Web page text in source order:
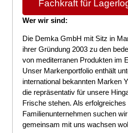
Fachkraft für
Wer wir sind:
Die Demka GmbH mit Sitz in
ihrer Gründung 2003 zu den
von mediterranen Produkten im
Unser Markenportfolio enthält
international bekannten Marken
die repräsentativ für unsere
Frische stehen. Als erfolgreiches
Familienunternehmen suchen
gemeinsam mit uns wachsen